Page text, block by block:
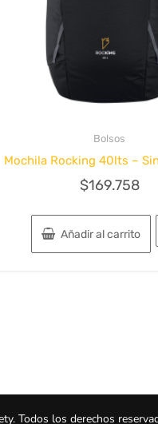
Bolsos
Mochila Rocking 40lts –
$169.758
Añadir al carrito
Todos los derechos